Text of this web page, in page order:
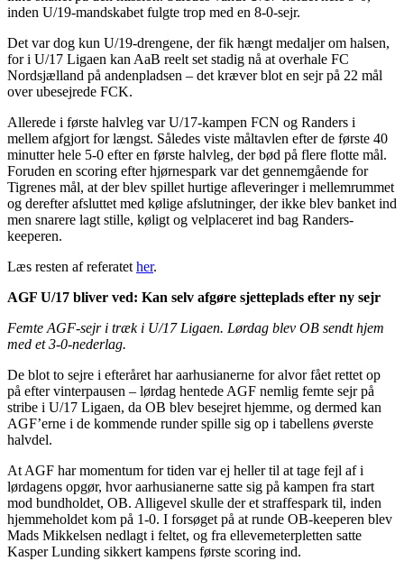
inden U/19-mandskabet fulgte trop med en 8-0-sejr.
Det var dog kun U/19-drengene, der fik hængt medaljer om halsen,
for i U/17 Ligaen kan AaB reelt set stadig nå at overhale FC
Nordsjælland på andenpladsen – det kræver blot en sejr på 22 mål
over ubesejrede FCK.
Allerede i første halvleg var U/17-kampen FCN og Randers i
mellem afgjort for længst. Således viste måltavlen efter de første 40
minutter hele 5-0 efter en første halvleg, der bød på flere flotte mål.
Foruden en scoring efter hjørnespark var det gennemgående for
Tigrenes mål, at der blev spillet hurtige afleveringer i mellemrummet
og derefter afsluttet med kølige afslutninger, der ikke blev banket ind
men snarere lagt stille, køligt og velplaceret ind bag Randers-
keeperen.
Læs resten af referatet her.
AGF U/17 bliver ved: Kan selv afgøre sjetteplads efter ny sejr
Femte AGF-sejr i træk i U/17 Ligaen. Lørdag blev OB sendt hjem
med et 3-0-nederlag.
De blot to sejre i efteråret har aarhusianerne for alvor fået rettet op
på efter vinterpausen – lørdag hentede AGF nemlig femte sejr på
stribe i U/17 Ligaen, da OB blev besejret hjemme, og dermed kan
AGF’erne i de kommende runder spille sig op i tabellens øverste
halvdel.
At AGF har momentum for tiden var ej heller til at tage fejl af i
lørdagens opgør, hvor aarhusianerne satte sig på kampen fra start
mod bundholdet, OB. Alligevel skulle der et straffespark til, inden
hjemmeholdet kom på 1-0. I forsøget på at runde OB-keeperen blev
Mads Mikkelsen nedlagt i feltet, og fra ellevemeterpletten satte
Kasper Lunding sikkert kampens første scoring ind.